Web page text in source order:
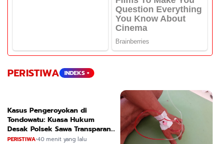
PERISTIWA INDEKS +
Kasus Pengeroyokan di
Tondowatu: Kuasa Hukum
Desak Polsek Sawa Transparan
dan Segera Tetapkan Tersangka
PERISTIWA•40 menit yang lalu